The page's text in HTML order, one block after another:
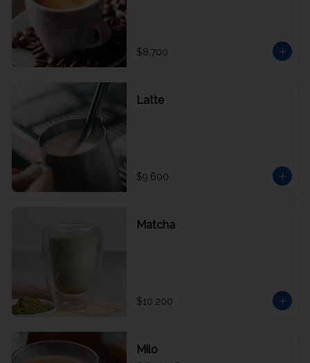
$8.700
Latte
$9.600
Matcha
$10.200
Milo